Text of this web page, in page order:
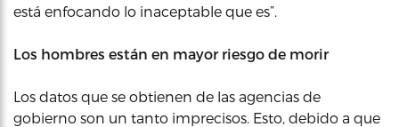
está enfocando lo inaceptable que es”.
Los hombres están en mayor riesgo de morir
Los datos que se obtienen de las agencias de
gobierno son un tanto imprecisos. Esto, debido a que